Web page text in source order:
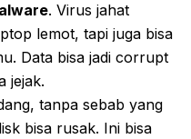
. Virus jahat
lemot, tapi juga bisa
Data bisa jadi corrupt
jejak.
tanpa sebab yang
bisa rusak. Ini bisa